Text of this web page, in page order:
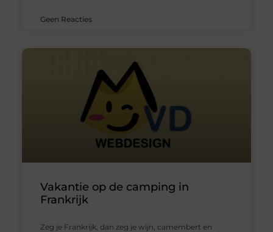
Geen Reacties
Vakantie op de camping in
Frankrijk
Zeg je Frankrijk, dan zeg je wijn, camembert en